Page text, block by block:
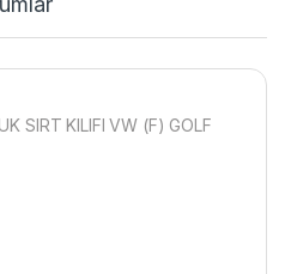
SIRT KILIFI VW (F) GOLF